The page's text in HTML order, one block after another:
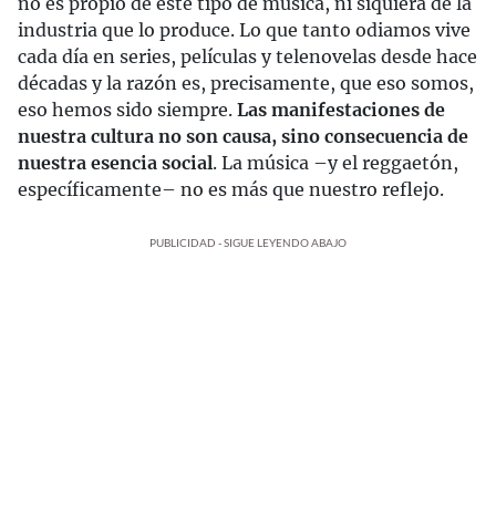
industria que lo produce. Lo que tanto odiamos vive
cada día en series, películas y telenovelas desde hace
décadas y la razón es, precisamente, que eso somos,
eso hemos sido siempre. Las manifestaciones de
nuestra cultura no son causa, sino consecuencia de
nuestra esencia social. La música –y el reggaetón,
específicamente– no es más que nuestro reflejo.
PUBLICIDAD - SIGUE LEYENDO ABAJO